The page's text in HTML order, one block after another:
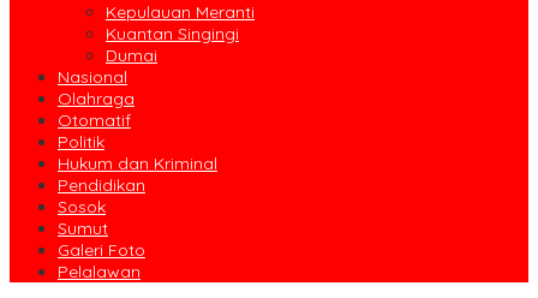
Kepulauan Meranti
Kuantan Singingi
Dumai
Nasional
Olahraga
Otomatif
Politik
Hukum dan Kriminal
Pendidikan
Sosok
Sumut
Galeri Foto
Pelalawan